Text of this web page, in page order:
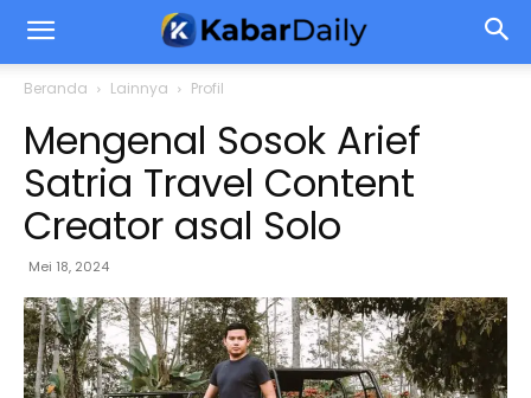
Beranda Lainnya Profil
Mengenal Sosok Arief
Satria Travel Content
Creator asal Solo
Mei 18, 2024